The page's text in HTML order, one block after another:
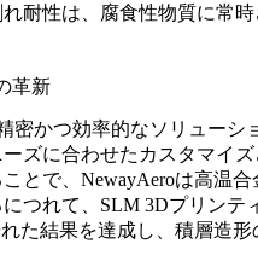
耐性は、腐食性物質に常
革新
密かつ効率的なソリュー
ズに合わせたカスタマイ
で、NewayAeroは高温
つれて、 SLM 3Dプリンテ
た結果を達成し、積層造